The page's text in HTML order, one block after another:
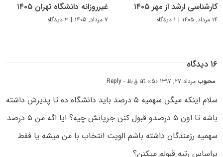
کارشناسی ارشد از مهر ۱۴۰۵
۱۴ مرداد, ۱۴۰۵ | ۱ دیدگاه
غیرروزانه دانشگاه تهران ۱۴۰۵
۷ مرداد, ۱۴۰۵ | ۳ دیدگاه
۱۶ دیدگاه
محبوب مرداد ۲۷, ۱۳۹۷ at ۰:۵۰ ق٫ظ - Reply
سلام اینکه میگن سهمیه ۵ درصد باید دانشگاه ده تا پذیرش داشته
باشه تا اون ۵ درصدو قبول کنن جریانش چیه؟ ایا اگه من ۵ درصد
سهمیه رزمندگان داشته باشم الویت انتخاب با من میشه یا فقط
براساس رتبه قبولم میکنن؟